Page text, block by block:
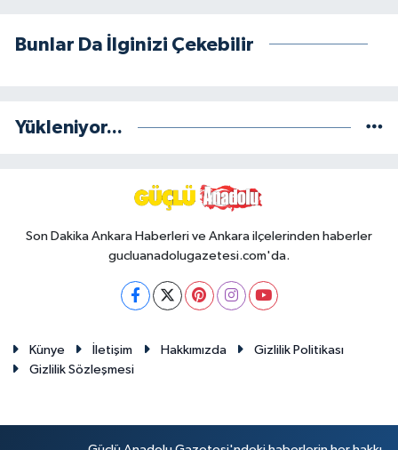
Bunlar Da İlginizi Çekebilir
Yükleniyor...
Son Dakika Ankara Haberleri ve Ankara ilçelerinden haberler
gucluanadolugazetesi.com'da.
Künye İletişim Hakkımızda
Gizlilik Politikası
Gizlilik Sözleşmesi